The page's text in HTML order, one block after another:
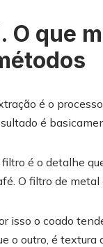
O que
é o
é
filtro é o detalhe
O filtro de metal
isso o coado
o outro, é textura